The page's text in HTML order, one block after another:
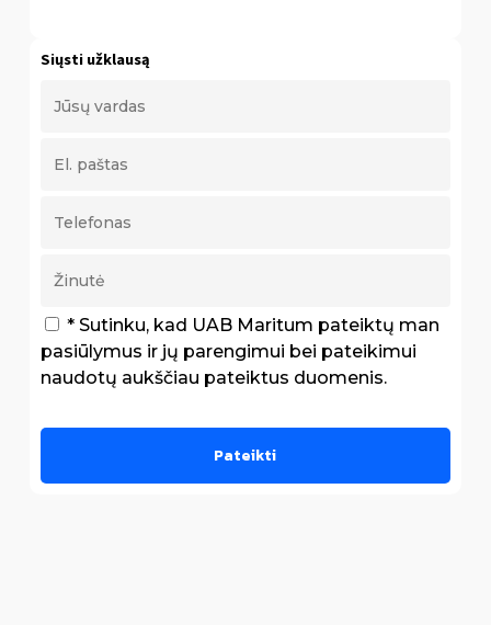
Siųsti užklausą
* Sutinku, kad UAB Maritum pateiktų man
pasiūlymus ir jų parengimui bei pateikimui
naudotų aukščiau pateiktus duomenis.